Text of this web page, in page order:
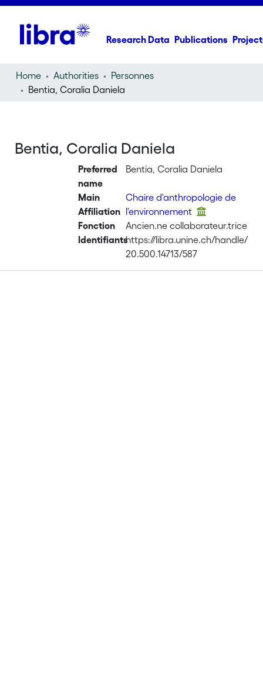
Research Data Publications
Home Authorities
Personnes
Bentia, Coralia Daniela
Bentia, Coralia Daniela
Preferred
name
Bentia, Coralia Daniela
Main
Affiliation
Chaire d'anthropologie de
l'environnement
Fonction
Ancien.ne collaborateur.trice
Identifiantshttps://libra.unine.ch/handle/
20.500.14713/587